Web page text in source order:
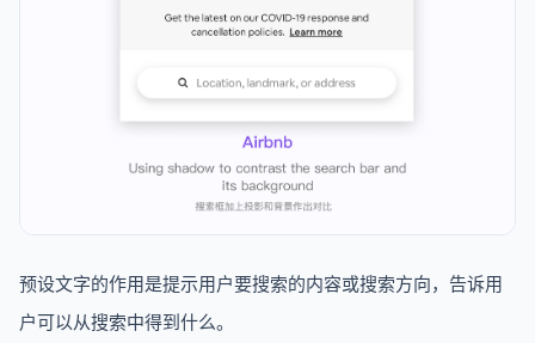
预设文字的作用是提示用户要搜索的内容或搜索方向，告诉用
户可以从搜索中得到什么。